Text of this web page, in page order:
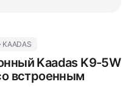
KAADAS
Kaadas K9-5W
встроенным